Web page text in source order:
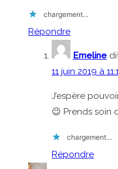
chargement…
Répondre
Emeline
11 juin 2019 à
J’espère
😉 Prends soin
chargement…
Répondre